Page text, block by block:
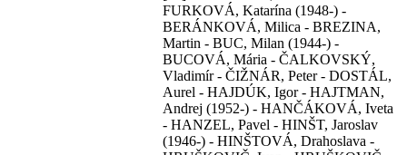
FURKOVÁ, Katarína (1948-) -
BERÁNKOVÁ, Milica - BREZINA,
Martin - BUC, Milan (1944-) -
BUCOVÁ, Mária - ČALKOVSKÝ,
Vladimír - ČIŽNÁR, Peter - DOSTÁL,
Aurel - HAJDÚK, Igor - HAJTMAN,
Andrej (1952-) - HANČÁKOVÁ, Iveta
- HANZEL, Pavel - HINŠT, Jaroslav
(1946-) - HINŠTOVÁ, Drahoslava -